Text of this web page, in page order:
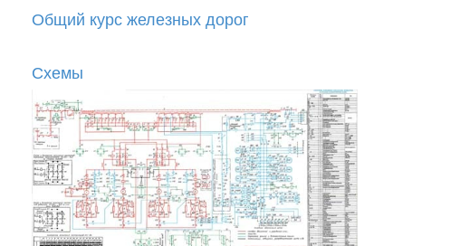
Общий курс железных дорог
Схемы